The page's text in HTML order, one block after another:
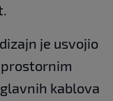
je usvojio
kablova